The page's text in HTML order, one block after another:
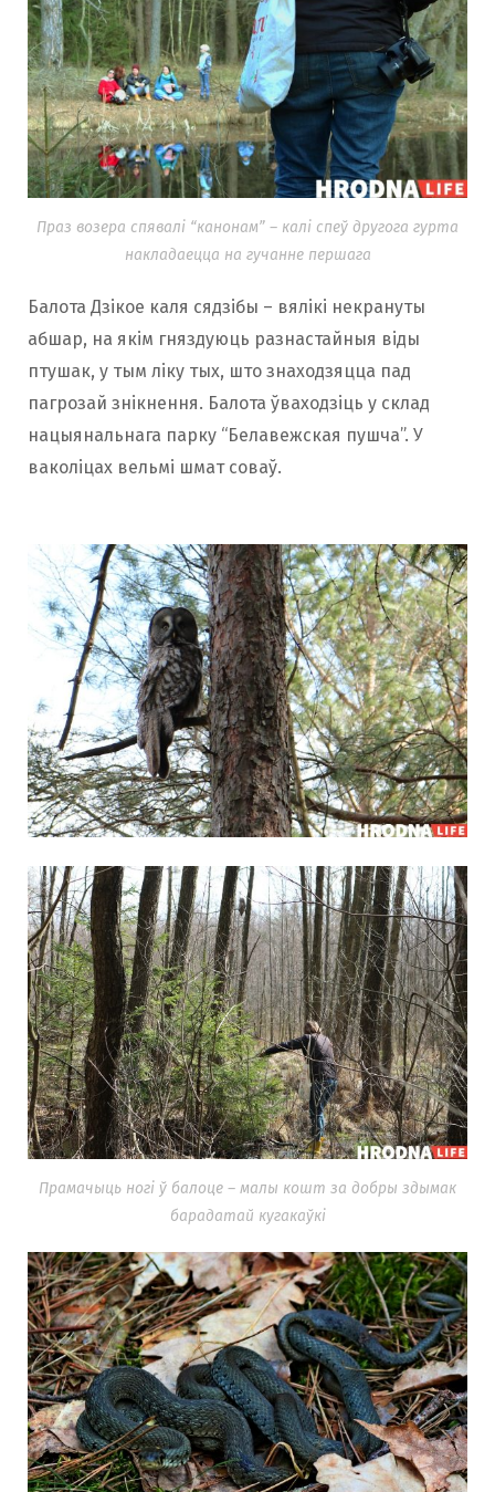
Праз возера спявалі “канонам” – калі спеў другога гурта
накладаецца на гучанне першага
Балота Дзікое каля сядзібы – вялікі некрануты
абшар, на якім гняздуюць разнастайныя віды
птушак, у тым ліку тых, што знаходзяцца пад
пагрозай знікнення. Балота ўваходзіць у склад
нацыянальнага парку “Белавежская пушча”. У
ваколіцах вельмі шмат соваў.
Прамачыць ногі ў балоце – малы кошт за добры здымак
барадатай кугакаўкі